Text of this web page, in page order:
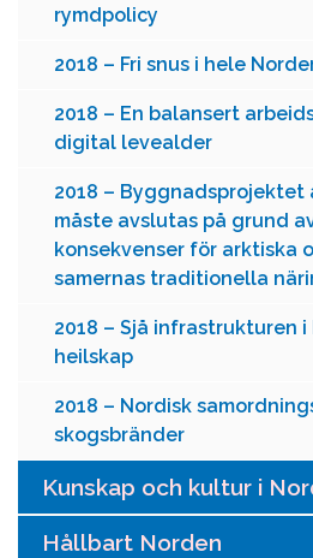
rymdpolicy
2018 – Fri snus i hele
2018 – En balansert
digital levealder
2018 – Byggnadsprojektet
måste avslutas på grund
konsekvenser för arktiska
samernas traditionella
2018 – Sjå infrastrukturen i
heilskap
2018 – Nordisk
skogsbränder
Kunskap och kultur i
Hållbart Norden